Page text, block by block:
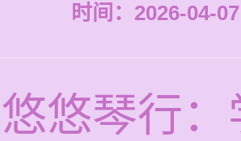
时间：2026-04-
悠琴行